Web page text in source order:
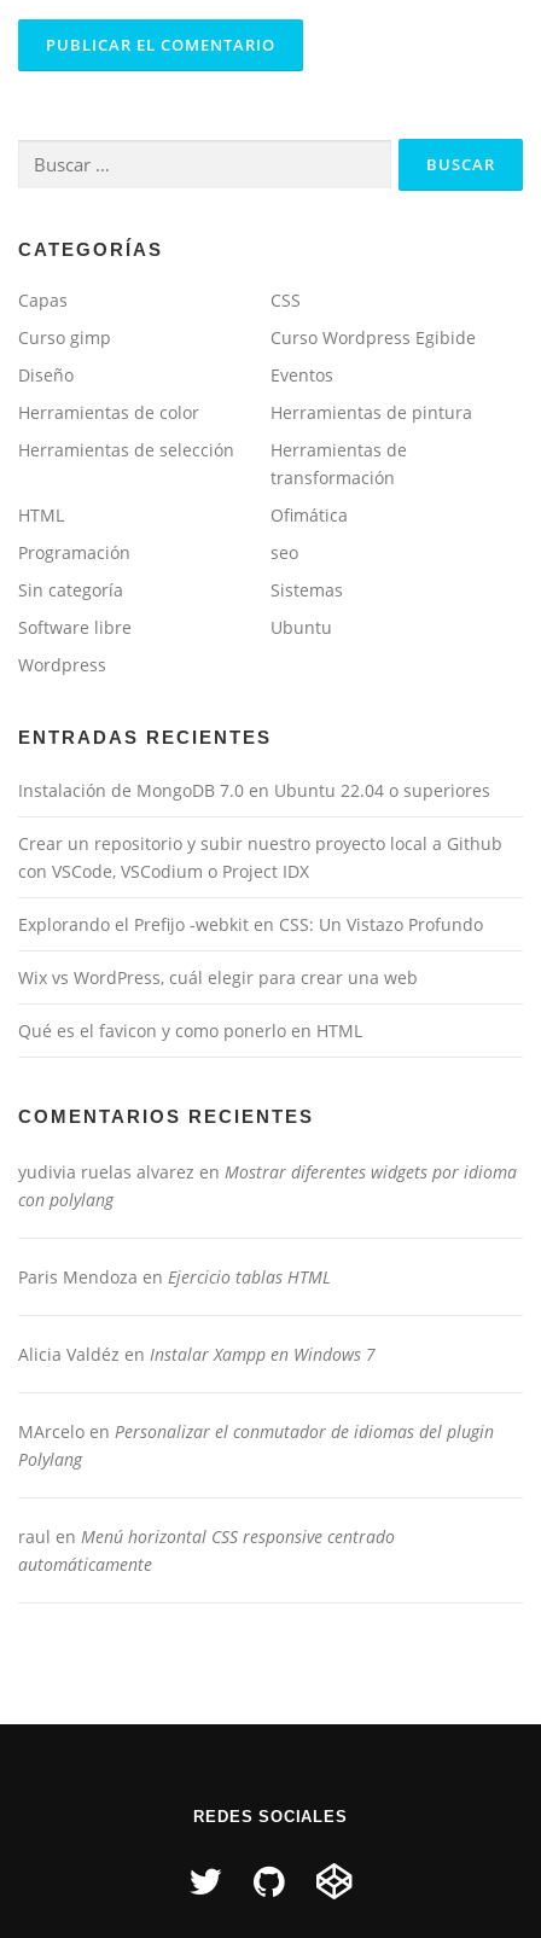
Buscar:
CATEGORÍAS
Capas
CSS
Curso gimp
Curso Wordpress Egibide
Diseño
Eventos
Herramientas de color
Herramientas de pintura
Herramientas de selección
Herramientas de
transformación
HTML
Ofimática
Programación
seo
Sin categoría
Sistemas
Software libre
Ubuntu
Wordpress
ENTRADAS RECIENTES
Instalación de MongoDB 7.0 en Ubuntu 22.04 o superiores
Crear un repositorio y subir nuestro proyecto local a Github
con VSCode, VSCodium o Project IDX
Explorando el Prefijo -webkit en CSS: Un Vistazo Profundo
Wix vs WordPress, cuál elegir para crear una web
Qué es el favicon y como ponerlo en HTML
COMENTARIOS RECIENTES
yudivia ruelas alvarez en Mostrar diferentes widgets por idioma
con polylang
Paris Mendoza en Ejercicio tablas HTML
Alicia Valdéz en Instalar Xampp en Windows 7
MArcelo en Personalizar el conmutador de idiomas del plugin
Polylang
raul en Menú horizontal CSS responsive centrado
automáticamente
REDES SOCIALES